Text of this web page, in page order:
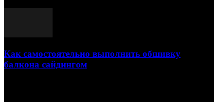
Как самостоятельно выполнить обшивку
балкона сайдингом